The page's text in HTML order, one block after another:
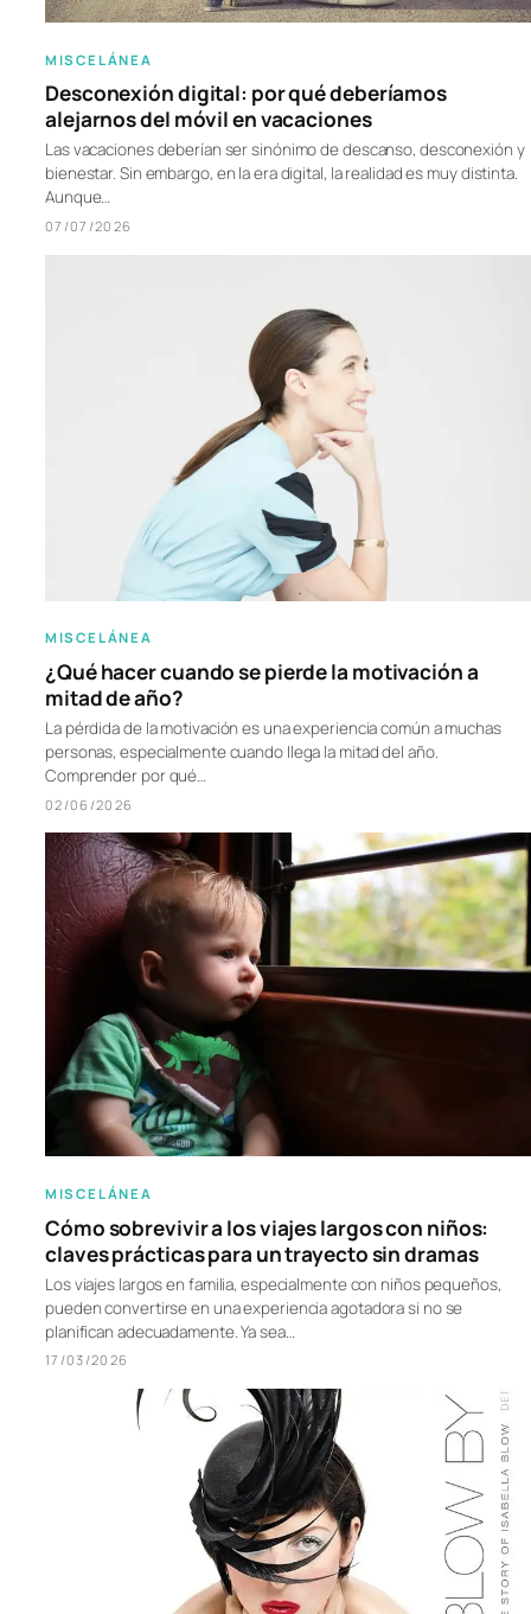
MISCELÁNEA
Desconexión digital: por qué deberíamos
alejarnos del móvil en vacaciones
Las vacaciones deberían ser sinónimo de descanso, desconexión y
bienestar. Sin embargo, en la era digital, la realidad es muy distinta.
Aunque…
07/07/2026
MISCELÁNEA
¿Qué hacer cuando se pierde la motivación a
mitad de año?
La pérdida de la motivación es una experiencia común a muchas
personas, especialmente cuando llega la mitad del año.
Comprender por qué…
02/06/2026
MISCELÁNEA
Cómo sobrevivir a los viajes largos con niños:
claves prácticas para un trayecto sin dramas
Los viajes largos en familia, especialmente con niños pequeños,
pueden convertirse en una experiencia agotadora si no se
planifican adecuadamente. Ya sea…
17/03/2026